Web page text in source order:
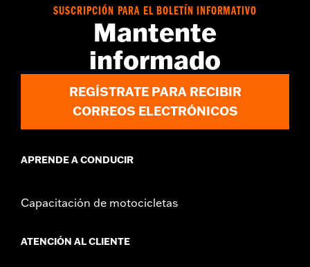
vinRequerido:false
Adversary
1 año de garantía limitada – Consulta
para más información
SUSCRIPCIÓN PARA EL BOLETÍN INFORMATIVO
Mantente
informado
REGÍSTRATE PARA RECIBIR
CORREOS ELECTRÓNICOS
APRENDE A CONDUCIR
Capacitación de motocicletas
ATENCIÓN AL CLIENTE